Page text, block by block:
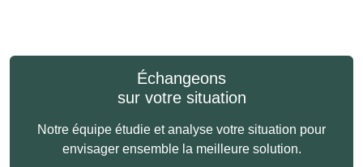
Échangeons
sur votre situation
Notre équipe étudie et analyse votre situation pour
envisager ensemble la meilleure solution.